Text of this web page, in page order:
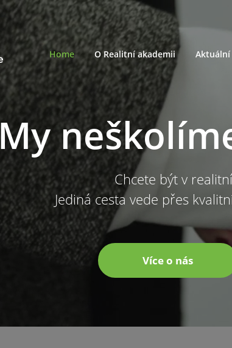
Home O Realitní akademii
My
Chcete být v
Jediná cesta vede přes
Více o nás